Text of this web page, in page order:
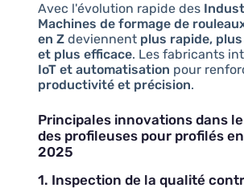
Avec l'évolution rapide des
Machines de formage de
en Zdeviennent plus rapide,
et plus efficace. Les fabricants
IoT et automatisation pour
productivité et précision.
Principales innovations dans
des profileuses pour profilés
2025
1. Inspection de la qualité